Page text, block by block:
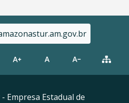
Empresa Estadual de